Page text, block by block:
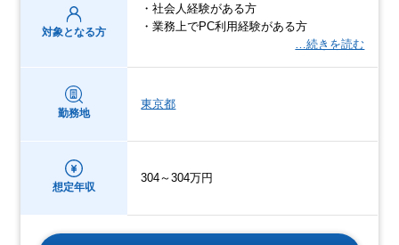
対象となる方
・社会人経験がある方
・業務上でPC利用経験がある方
…続きを読む
勤務地
東京都
想定年収
304～304万円